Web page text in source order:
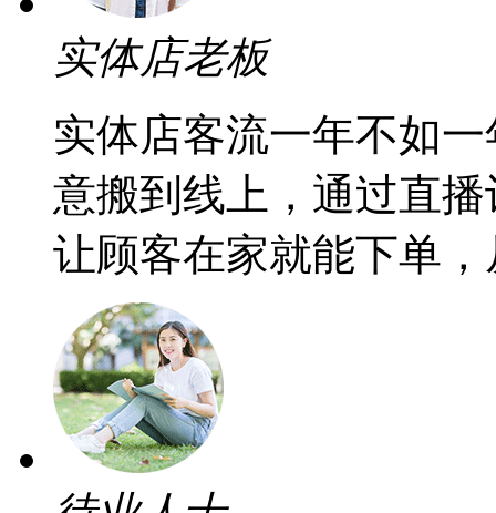
实体店老板
实体店客流一年不如
意搬到线上，通过直
让顾客在家就能下单